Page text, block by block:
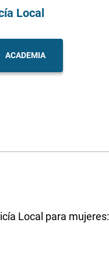
Local
ACADEMIA
Local para mujeres: